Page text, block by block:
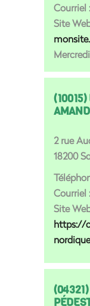
Courriel
Site
(10015)
2 rue
18200
Courriel
Site
https://
(04321)